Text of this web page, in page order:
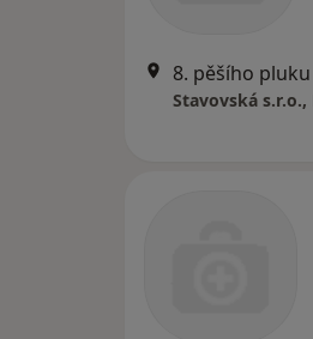
8. pěšího
Stavovská